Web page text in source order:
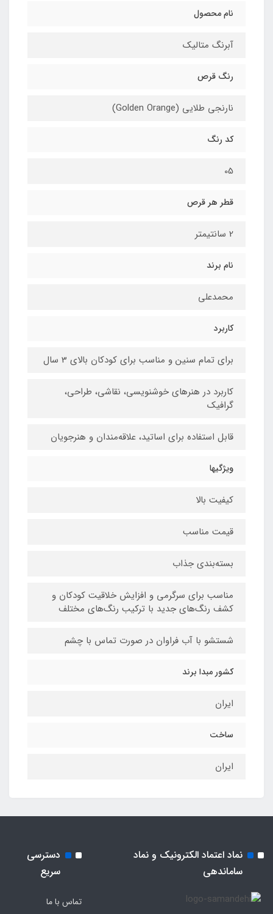
نام محصول
آبرنگ متالیک
رنگ قرص
نارنجی طلایی (Golden Orange)
کد رنگ
05
قطر هر قرص
2 سانتیمتر
نام برند
محمدعلی
کاربرد
برای تمام سنین و مناسب برای کودکان بالای 3 سال
کاربرد در هنرهای خوشنویسی، نقاشی،‌ طراحی،
گرافیک
قابل استفاده برای اساتید، علاقه‌مندان و هنرجویان
ویژگیها
کیفیت بالا
قیمت مناسب
بسته‌بندی جذاب
مناسب برای سرگرمی و افزایش خلاقیت کودکان و
کشف رنگ‌های جدید با ترکیب رنگ‌های مختلف
شستشو با آب فراوان در صورت تماس با چشم
کشور مبدا برند
ایران
ساخت
ایران
نماد اعتماد الکترونیک و نماد
ساماندهی
دسترسی
سریع
تماس با ما